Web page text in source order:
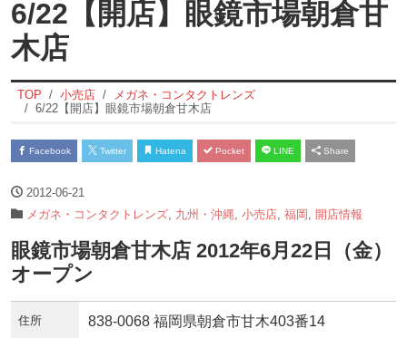
6/22【開店】眼鏡市場朝倉甘
木店
TOP 小売店
メガネ・コンタクトレンズ
6/22【開店】眼鏡市場朝倉甘木店
Facebook Twitter Hatena Pocket LINE Share
2012-06-21
メガネ・コンタクトレンズ 九州・沖縄 小売店 福岡 開店情報
眼鏡市場朝倉甘木店 2012年6月22日（金）
オープン
住所 838-0068 福岡県朝倉市甘木403番14